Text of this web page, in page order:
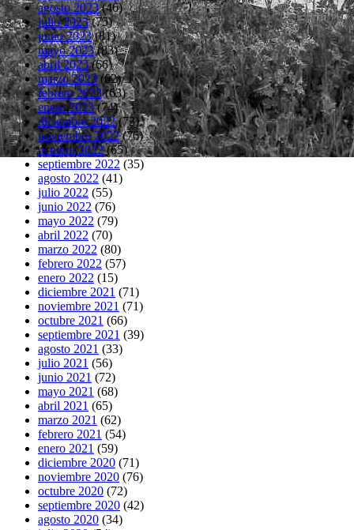
agosto 2023(46)
julio 2023(75)
junio 2023(81)
mayo 2023(83)
abril 2023(66)
marzo 2023(62)
febrero 2023(63)
enero 2023(74)
diciembre 2022(73)
noviembre 2022(76)
octubre 2022(65)
septiembre 2022 (35)
agosto 2022 (41)
julio 2022 (55)
junio 2022 (76)
mayo 2022 (79)
abril 2022 (70)
marzo 2022 (80)
febrero 2022 (57)
enero 2022 (15)
diciembre 2021 (71)
noviembre 2021 (71)
octubre 2021 (66)
septiembre 2021 (39)
agosto 2021 (33)
julio 2021 (56)
junio 2021 (72)
mayo 2021 (68)
abril 2021 (65)
marzo 2021 (62)
febrero 2021 (54)
enero 2021 (59)
diciembre 2020 (71)
noviembre 2020 (76)
octubre 2020 (72)
septiembre 2020 (42)
agosto 2020 (34)